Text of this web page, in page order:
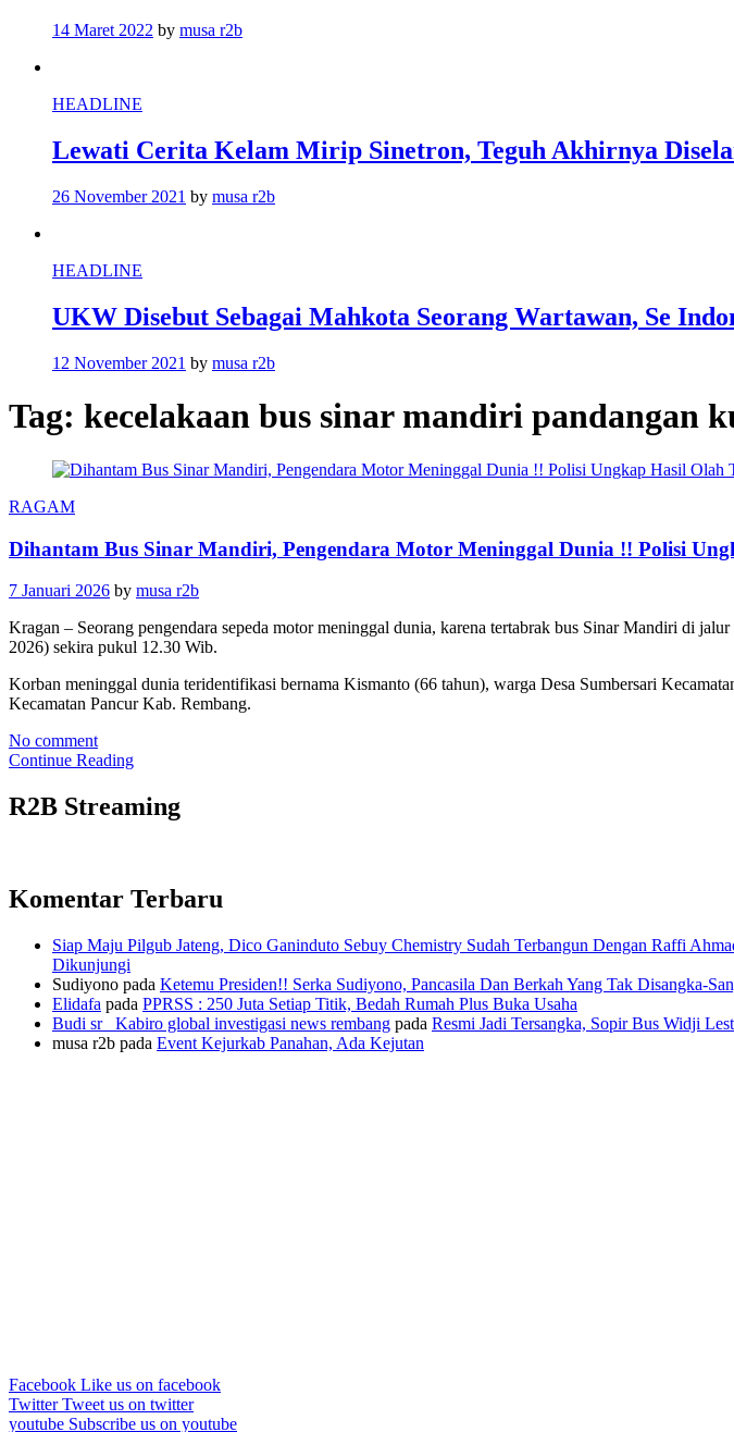
14 Maret 2022 by musa r2b
HEADLINE
Lewati Cerita Kelam Mirip Sinetron, Teguh Akhirnya
26 November 2021 by musa r2b
HEADLINE
UKW Disebut Sebagai Mahkota Seorang Wartawan, Se
12 November 2021 by musa r2b
Tag: kecelakaan bus sinar mandiri pandangan
RAGAM
Dihantam Bus Sinar Mandiri, Pengendara Motor Meninggal Dunia !! Polisi
7 Januari 2026 by musa r2b
Kragan – Seorang pengendara sepeda motor meninggal dunia, karena tertabrak bus Sinar Mandiri di
2026) sekira pukul 12.30 Wib.
Korban meninggal dunia teridentifikasi bernama Kismanto (66 tahun), warga Desa Sumbersari
Kecamatan Pancur Kab. Rembang.
No comment
Continue Reading
R2B Streaming
Komentar Terbaru
Siap Maju Pilgub Jateng, Dico Ganinduto Sebuy Chemistry Sudah Terbangun Dengan Raffi
Dikunjungi
Sudiyono pada Ketemu Presiden!! Serka Sudiyono, Pancasila Dan Berkah Yang Tak Disangka-
Elidafa pada PPRSS : 250 Juta Setiap Titik, Bedah Rumah Plus Buka Usaha
Budi sr_ Kabiro global investigasi news rembang pada Resmi Jadi Tersangka, Sopir Bus Widji
musa r2b pada Event Kejurkab Panahan, Ada Kejutan
Facebook Like us on facebook
TwitterTweet us on twitter
youtube Subscribe us on youtube